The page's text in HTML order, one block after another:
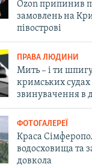
Ozon припинив
замовлень на
півострові
ПРАВА ЛЮДИНИ
Мить – і ти
кримських судах
звинувачення в
ФОТОГАЛЕРЕЇ
Краса
водосховища та
довкола